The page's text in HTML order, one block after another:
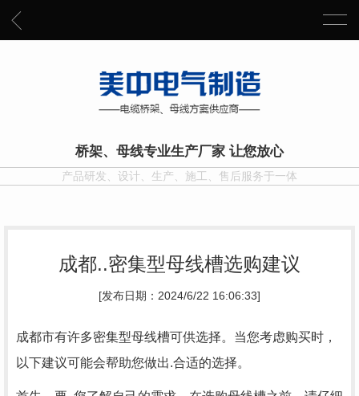
桥架、母线专业生产厂家 让您放心
产品研发、设计、生产、施工、售后服务于一体
成都..密集型母线槽选购建议
[发布日期：2024/6/22 16:06:33]
成都市有许多密集型母线槽可供选择。当您考虑购买时，
以下建议可能会帮助您做出.合适的选择。